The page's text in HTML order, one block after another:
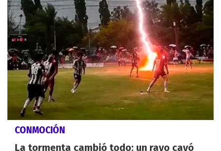
CONMOCIÓN
La tormenta cambió todo: un rayo cayó